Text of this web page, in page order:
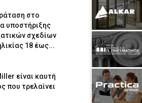
στο
υποστήριξης
σχεδίων
18 έως...
είναι καυτή
που τρελαίνει